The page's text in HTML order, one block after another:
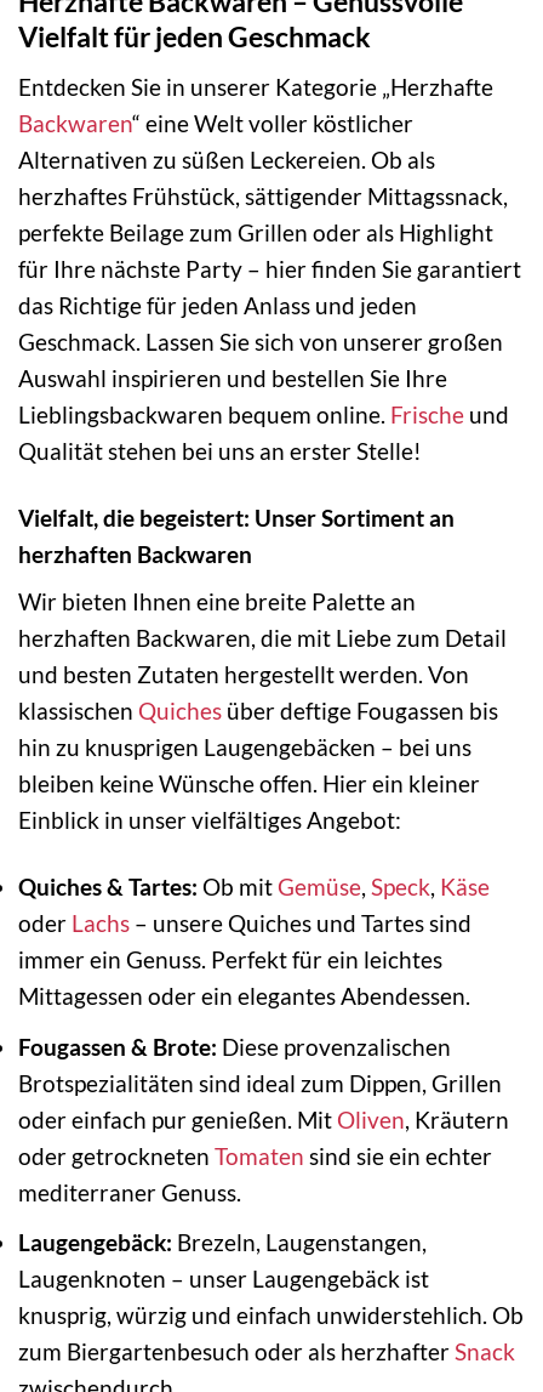
Vielfalt für jeden Geschmack
Entdecken Sie in unserer Kategorie „Herzhafte
Backwaren“ eine Welt voller köstlicher
Alternativen zu süßen Leckereien. Ob als
herzhaftes Frühstück, sättigender Mittagssnack,
perfekte Beilage zum Grillen oder als Highlight
für Ihre nächste Party – hier finden Sie garantiert
das Richtige für jeden Anlass und jeden
Geschmack. Lassen Sie sich von unserer großen
Auswahl inspirieren und bestellen Sie Ihre
Lieblingsbackwaren bequem online. Frische und
Qualität stehen bei uns an erster Stelle!
Vielfalt, die begeistert: Unser Sortiment an
herzhaften Backwaren
Wir bieten Ihnen eine breite Palette an
herzhaften Backwaren, die mit Liebe zum Detail
und besten Zutaten hergestellt werden. Von
klassischen Quiches über deftige Fougassen bis
hin zu knusprigen Laugengebäcken – bei uns
bleiben keine Wünsche offen. Hier ein kleiner
Einblick in unser vielfältiges Angebot:
Quiches & Tartes: Ob mit Gemüse, Speck, Käse
oder Lachs – unsere Quiches und Tartes sind
immer ein Genuss. Perfekt für ein leichtes
Mittagessen oder ein elegantes Abendessen.
Fougassen & Brote: Diese provenzalischen
Brotspezialitäten sind ideal zum Dippen, Grillen
oder einfach pur genießen. Mit Oliven, Kräutern
oder getrockneten Tomaten sind sie ein echter
mediterraner Genuss.
Laugengebäck: Brezeln, Laugenstangen,
Laugenknoten – unser Laugengebäck ist
knusprig, würzig und einfach unwiderstehlich. Ob
zum Biergartenbesuch oder als herzhafterSnack